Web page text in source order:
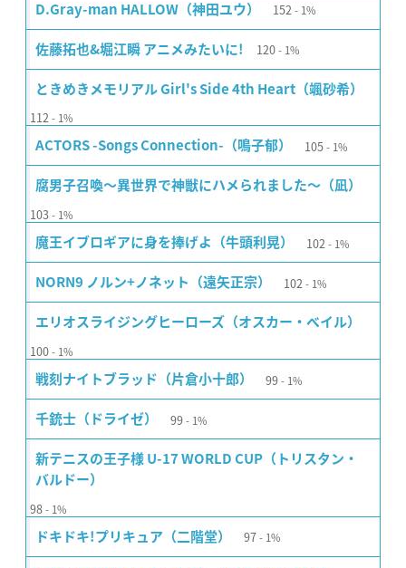
D.Gray-man HALLOW（神田ユウ） 152 1%
佐藤拓也&堀江瞬 アニメみたいに! 120 1%
ときめきメモリアル Girl's Side 4th Heart（颯砂希）
112 1%
ACTORS -Songs Connection-（鳴子郁） 105 1%
腐男子召喚〜異世界で神獣にハメられました〜（凪）
103 1%
魔王イブロギアに身を捧げよ（牛頭利晃） 102 1%
NORN9 ノルン+ノネット（遠矢正宗） 102 1%
エリオスライジングヒーローズ（オスカー・ベイル）
100 1%
戦刻ナイトブラッド（片倉小十郎） 99 1%
千銃士（ドライゼ） 99 1%
新テニスの王子様 U-17 WORLD CUP（トリスタン・
バルドー）
98 1%
ドキドキ!プリキュア（二階堂） 97 1%